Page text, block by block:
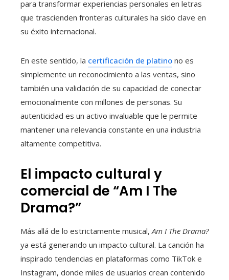
para transformar experiencias personales en letras
que trascienden fronteras culturales ha sido clave en
su éxito internacional.
En este sentido, la certificación de platino no es
simplemente un reconocimiento a las ventas, sino
también una validación de su capacidad de conectar
emocionalmente con millones de personas. Su
autenticidad es un activo invaluable que le permite
mantener una relevancia constante en una industria
altamente competitiva.
El impacto cultural y
comercial de “Am I The
Drama?”
Más allá de lo estrictamente musical, Am I The Drama?
ya está generando un impacto cultural. La canción ha
inspirado tendencias en plataformas como TikTok e
Instagram, donde miles de usuarios crean contenido